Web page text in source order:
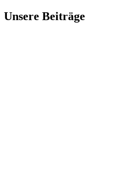
Unsere Beiträge